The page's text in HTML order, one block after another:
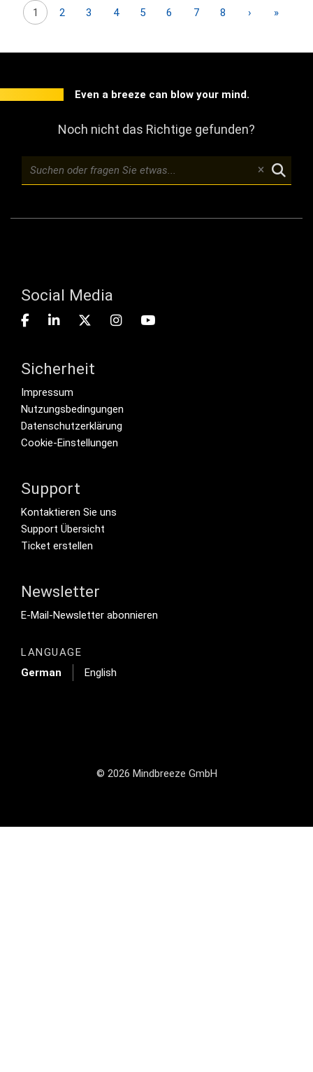
Seitennummerierung
1 2 3 4 5 6 7 8 › Nächste
»Letzte
Even a breeze can blow your mind.
Noch nicht das Richtige gefunden?
Social Media
Sicherheit
Footer menu
Impressum
Nutzungsbedingungen
Datenschutzerklärung
Cookie-Einstellungen
Support
Footer Secondary Menu
Kontaktieren Sie uns
Support Übersicht
Ticket erstellen
Newsletter
Footer Tertiary
E-Mail-Newsletter abonnieren
LANGUAGE
German
English
© 2026 Mindbreeze GmbH